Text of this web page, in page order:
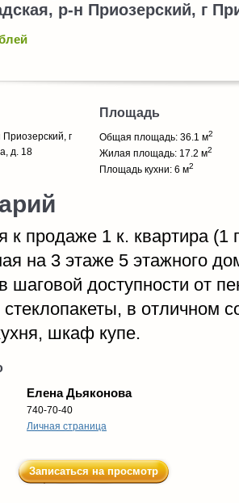
р-н Приозерский, г
г
д. 18
Площадь
Общая площадь: 36.1 м2
Жилая площадь: 17.2 м2
Площадь кухни: 6 м2
к продаже 1 к. квартира (1
на 3 этаже 5 этажного
шаговой доступности от
в отличном
шкаф купе.
Елена Дьяконова
740-70-40
Личная страница
Записаться на просмотр